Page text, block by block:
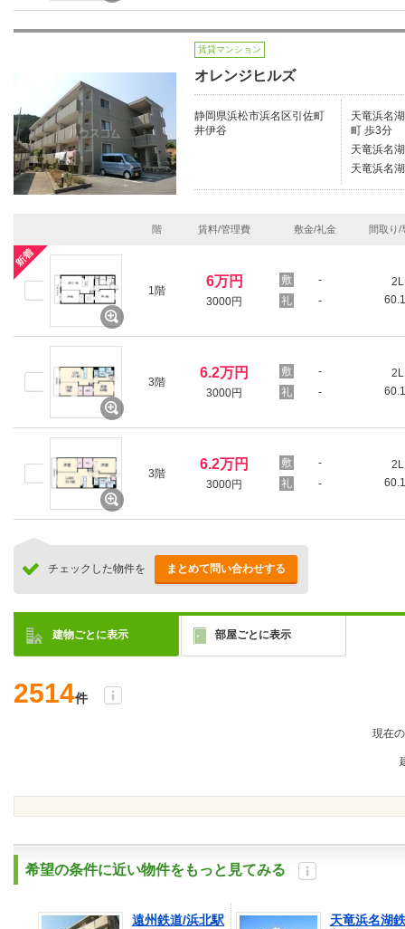
賃貸マンション
オレンジヒルズ
静岡県浜松市浜名区引佐町
井伊谷
天竜浜名
町 歩3分
天竜浜名
天竜浜名
階 賃料/管理費 敷金/礼金 間取り/
1階
6万円
3000円
-
-
3階
6.2万円
3000円
-
-
3階
6.2万円
3000円
-
-
チェックした物件を まとめて問い合わせする
建物ごとに表示 部屋ごとに表示
2514件
現在
希望の条件に近い物件をもっと見てみる
遠州鉄道/浜北駅
天竜浜名湖